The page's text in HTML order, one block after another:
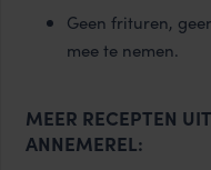
Geen frituren,
mee te nemen.
MEER RECEPTEN
ANNEMEREL: